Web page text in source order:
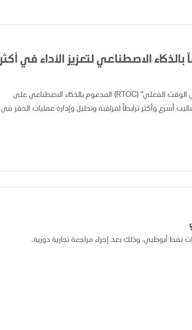
الاصطناعي لتعزيز الأداء في أكثر
أعلنت "أدنوك" اليوم عن تطبيق ونشر نظام "مركز متابعة العمليات في الوقت الفعلي" (RTOC) المدعوم بالذكاء الاصطناعي على
لفرق العمل أساليب أسرع وأكثر ترابطاً لمراقبة وتحليل وإدارة عمليات الحفر في